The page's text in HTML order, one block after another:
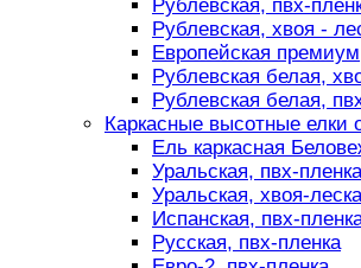
Рублевская, пвх-
Рублевская, хвоя -
Европейская премиум
Рублевская белая,
Рублевская белая,
Каркасные высотные елки
Ель каркасная
Уральская, пвх-пленка
Уральская, хвоя-леска
Испанская, пвх-
Русская, пвх-пленка